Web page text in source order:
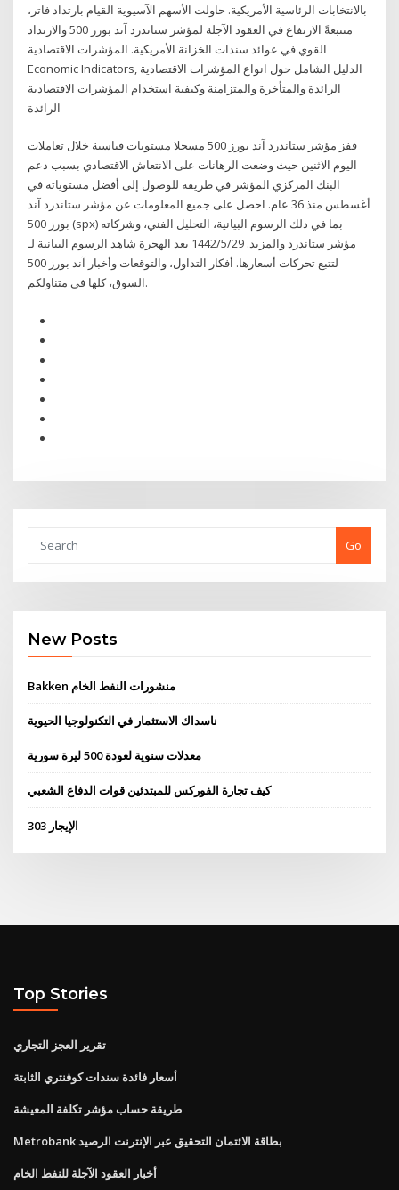
بالانتخابات الرئاسية الأمريكية. حاولت الأسهم الآسيوية القيام بارتداد فاتر،
متتبعةً الارتفاع في العقود الآجلة لمؤشر ستاندرد آند بورز 500 والارتداد
القوي في عوائد سندات الخزانة الأمريكية. المؤشرات الاقتصادية
Economic Indicators, الدليل الشامل حول انواع المؤشرات الاقتصادية
الرائدة والمتأخرة والمتزامنة وكيفية استخدام المؤشرات الاقتصادية
الرائدة
قفز مؤشر ستاندرد آند بورز 500 مسجلا مستويات قياسية خلال تعاملات
اليوم الاثنين حيث وضعت الرهانات على الانتعاش الاقتصادي بسبب دعم
البنك المركزي المؤشر في طريقه للوصول إلى أفضل مستوياته في
أغسطس منذ 36 عام. احصل على جميع المعلومات عن مؤشر ستاندرد آند
بورز 500 (spx) بما في ذلك الرسوم البيانية، التحليل الفني، وشركاته
والمزيد. 29‏‏/5‏‏/1442 بعد الهجرة شاهد الرسوم البيانية لـ ‎مؤشر ستاندرد
آند بورز 500‎ لتتبع تحركات أسعارها. أفكار التداول، والتوقعات وأخبار
السوق، كلها في متناولكم.
Go
New Posts
Bakken منشورات النفط الخام
ناسداك الاستثمار في التكنولوجيا الحيوية
معدلات سنوية لعودة 500 ليرة سورية
كيف تجارة الفوركس للمبتدئين قوات الدفاع الشعبي
الإيجار 303
Top Stories
تقرير العجز التجاري
أسعار فائدة سندات كوفنتري الثابتة
طريقة حساب مؤشر تكلفة المعيشة
Metrobank بطاقة الائتمان التحقيق عبر الإنترنت الرصيد
أخبار العقود الآجلة للنفط الخام